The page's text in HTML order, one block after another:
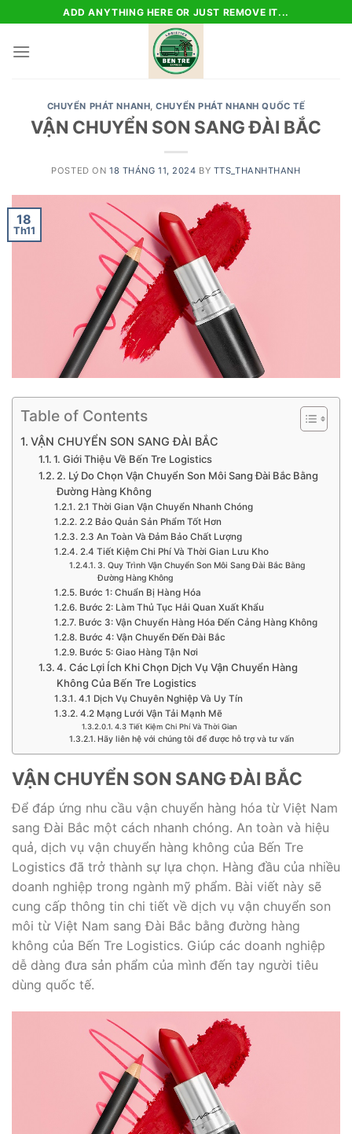
to
content
ADD ANYTHING HERE OR JUST REMOVE IT...
CHUYỂN PHÁT NHANH,CHUYỂN PHÁT NHANH QUỐC TẾ
VẬN CHUYỂN SON SANG ĐÀI BẮC
POSTED ON 18 THÁNG 11, 2024 BY TTS_THANHTHANH
18
Th11
Table of Contents
VẬN CHUYỂN SON SANG ĐÀI BẮC
1. Giới Thiệu Về Bến Tre Logistics
2. Lý Do Chọn Vận Chuyển Son Môi Sang Đài Bắc Bằng
Đường Hàng Không
2.1 Thời Gian Vận Chuyển Nhanh Chóng
2.2 Bảo Quản Sản Phẩm Tốt Hơn
2.3 An Toàn Và Đảm Bảo Chất Lượng
2.4 Tiết Kiệm Chi Phí Và Thời Gian Lưu Kho
3. Quy Trình Vận Chuyển Son Môi Sang Đài Bắc Bằng
Đường Hàng Không
Bước 1: Chuẩn Bị Hàng Hóa
Bước 2: Làm Thủ Tục Hải Quan Xuất Khẩu
Bước 3: Vận Chuyển Hàng Hóa Đến Cảng Hàng Không
Bước 4: Vận Chuyển Đến Đài Bắc
Bước 5: Giao Hàng Tận Nơi
4. Các Lợi Ích Khi Chọn Dịch Vụ Vận Chuyển Hàng
Không Của Bến Tre Logistics
4.1 Dịch Vụ Chuyên Nghiệp Và Uy Tín
4.2 Mạng Lưới Vận Tải Mạnh Mẽ
4.3 Tiết Kiệm Chi Phí Và Thời Gian
Hãy liên hệ với chúng tôi để được hỗ trợ và tư vấn
VẬN CHUYỂN SON SANG ĐÀI BẮC
Để đáp ứng nhu cầu vận chuyển hàng hóa từ Việt Nam
sang Đài Bắc một cách nhanh chóng. An toàn và hiệu
quả, dịch vụ vận chuyển hàng không của Bến Tre
Logistics đã trở thành sự lựa chọn. Hàng đầu của nhiều
doanh nghiệp trong ngành mỹ phẩm. Bài viết này sẽ
cung cấp thông tin chi tiết về dịch vụ vận chuyển son
môi từ Việt Nam sang Đài Bắc bằng đường hàng
không của Bến Tre Logistics. Giúp các doanh nghiệp
dễ dàng đưa sản phẩm của mình đến tay người tiêu
dùng quốc tế.